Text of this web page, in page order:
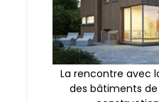
La rencontre avec
des bâtiments